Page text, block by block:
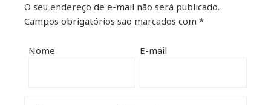
O seu endereço de e-mail não será publicado.
Campos obrigatórios são marcados com *
Nome E-mail